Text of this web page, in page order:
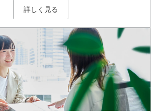
詳しく見る